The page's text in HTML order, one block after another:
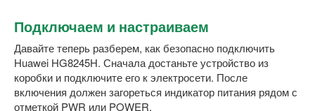
Подключаем и настраиваем
Давайте теперь разберем, как безопасно подключить
Huawei HG8245H. Сначала достаньте устройство из
коробки и подключите его к электросети. После
включения должен загореться индикатор питания рядом с
отметкой PWR или POWER.